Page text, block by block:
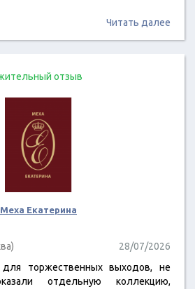
Читать далее
отзыв
Меха Екатерина
28/07/2026
торжественных выходов, не
отдельную коллекцию,